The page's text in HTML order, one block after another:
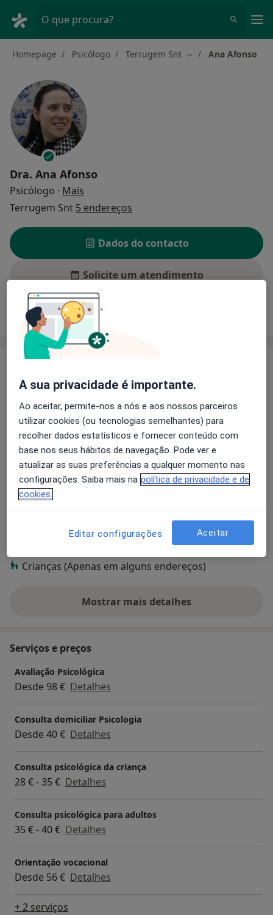
O que procura?
Homepage Psicólogo Terrugem Snt Mudar de cidade
Ana Afonso
Dra. Ana Afonso
Psicólogo · Mais
Terrugem Snt 5 endereços
Dados do contacto
Solicite um atendimento
Experiência
Experiência
Consultas em Psicologia Clínica
Pós Graduação em Terapia de Casal e Sexologia Clínica
Principais doenças tratadas
Transtornos Da Ansiedade
Ansiedade Da Separação
Transtorno Da Falta De Atenção Com Hiperatividade
Transtornos De Estresse
Pacientes que trato
Adultos (Apenas em alguns endereços)
Crianças (Apenas em alguns endereços)
Mostrar mais detalhes
sobre a experiência
Serviços e preços
Avaliação Psicológica
Desde 98 € Detalhes
Consulta domiciliar Psicologia
Desde 40 € Detalhes
Consulta psicológica da criança
28 € - 35 € Detalhes
Consulta psicológica para adultos
35 € - 40 € Detalhes
Orientação vocacional
Desde 56 € Detalhes
+ 2 serviços
A sua privacidade é importante.
Ao aceitar, permite-nos a nós e aos nossos parceiros
utilizar cookies (ou tecnologias semelhantes) para
recolher dados estatísticos e fornecer conteúdo com
base nos seus hábitos de navegação. Pode ver e
atualizar as suas preferências a qualquer momento nas
configurações. Saiba mais na política de privacidade e de
cookies.
Editar configurações Aceitar